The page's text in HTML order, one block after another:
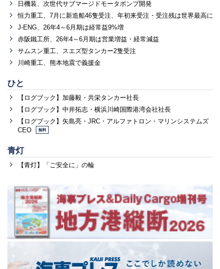
日機装、次世代サブマージドモータポンプ開発
恒力重工、7月に新造船46隻受注、年初来受注・受注残は世界最高に
J-ENG、26年4～6月期は経常益9%増
赤阪鐵工所、26年4～6月期は営業増益・経常減益
サムスン重工、スエズ型タンカー2隻受注
川崎重工、熊本地震で義援金
ひと
【ログブック】加藤毅・共栄タンカー社長
【ログブック】中井拓志・横浜川崎国際港湾会社社長
【ログブック】矢島亮・JRC・アルファトロン・マリンシステムズ
CEO
無料
青灯
【青灯】「ご安全に」の輪